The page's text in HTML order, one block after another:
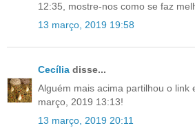
12:35, mostre-nos como se faz
13 março, 2019 19:58
Cecília disse...
Alguém mais acima partilhou o link
março, 2019 13:13!
13 março, 2019 20:11